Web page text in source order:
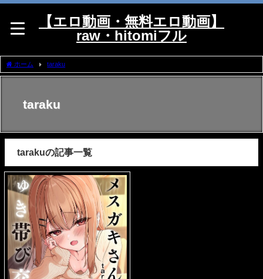
【エロ動画・無料エロ動画】
raw・hitomiフル
ホーム taraku
taraku
tarakuの記事一覧